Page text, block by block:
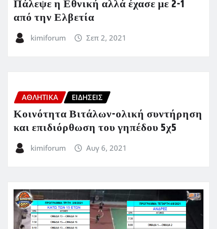
Πάλεψε η Εθνική αλλά έχασε με 2-1
από την Ελβετία
kimiforum Σεπ 2, 2021
ΑΘΛΗΤΙΚΑ ΕΙΔΗΣΕΙΣ
Κοινότητα Βιτάλων-ολική συντήρηση
και επιδιόρθωση του γηπέδου 5χ5
kimiforum Αυγ 6, 2021